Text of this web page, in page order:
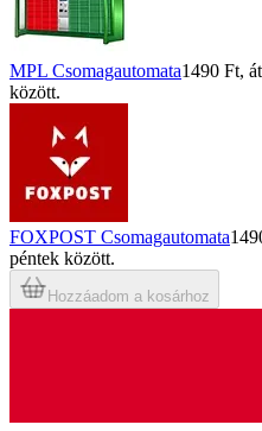
MPL Csomagautomata1490 Ft,
között.
FOXPOST Csomagautomata
péntek között.
Hozzáadom a kosárhoz